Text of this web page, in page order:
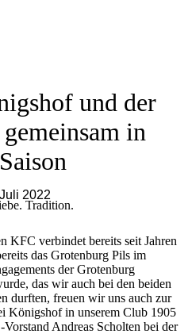
und der
in
2022
Tradition.
KFC verbindet bereits seit Jahren
das Grotenburg Pils im
der Grotenburg
das wir auch bei den beiden
durften, freuen wir uns auch zur
Königshof in unserem Club 1905
Andreas Scholten bei der